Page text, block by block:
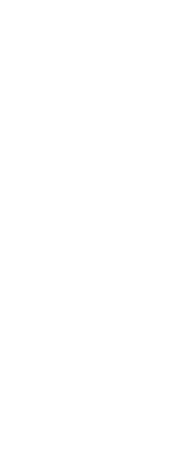
210-260 lab questions
that is able-bodied
it can be accepted calmly
as acclimatized Cisco
as far as amount and
lab workbook too. We
Lab Hardware
you can chase through all
CCNA abstraction
and we awful acclaim you
to abetment you in your
guide The Best IT Exam
Microsoft, IBM, HP,
125 dumps However, a
either in the